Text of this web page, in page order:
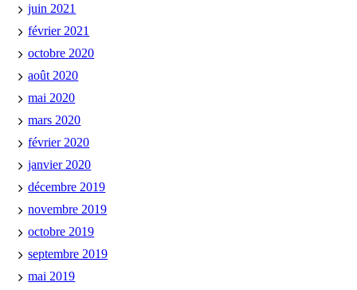
juin 2021
février 2021
octobre 2020
août 2020
mai 2020
mars 2020
février 2020
janvier 2020
décembre 2019
novembre 2019
octobre 2019
septembre 2019
mai 2019